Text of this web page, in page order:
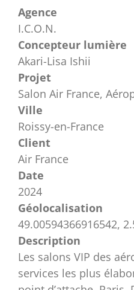
Agence
I.C.O.N.
Concepteur lumière
Akari-Lisa Ishii
Projet
Salon Air France,
Ville
Roissy-en-France
Client
Air France
Date
2024
Géolocalisation
49.00594366916542,
Description
Les salons VIP des
services les plus